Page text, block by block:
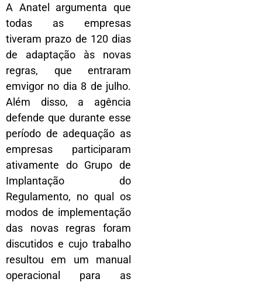
A Anatel argumenta que
todas as empresas
tiveram prazo de 120 dias
de adaptação às novas
regras, que entraram
emvigor no dia 8 de julho.
Além disso, a agência
defende que durante esse
período de adequação as
empresas participaram
ativamente do Grupo de
Implantação do
Regulamento, no qual os
modos de implementação
das novas regras foram
discutidos e cujo trabalho
resultou em um manual
operacional para as